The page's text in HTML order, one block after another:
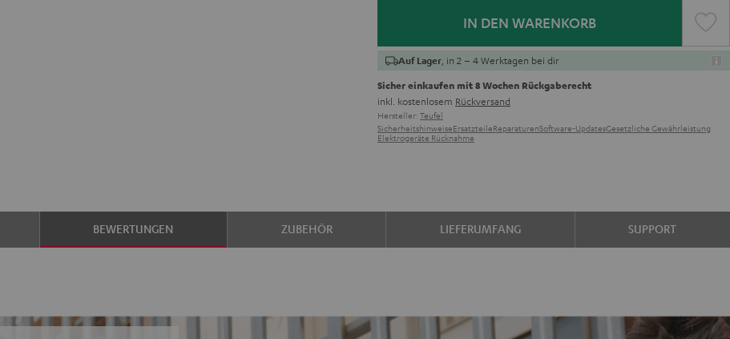
IN DEN WARENKORB
Auf Lager , in 2 – 4 Werktagen bei dir
Sicher einkaufen mit 8 Wochen Rückgaberecht
inkl. kostenlosem Rückversand
Hersteller: Teufel
SicherheitshinweiseErsatzteileReparaturenSoftware-UpdatesGesetzliche Gewährleistung
Elektrogeräte Rücknahme
BEWERTUNGEN ZUBEHÖR LIEFERUMFANG SUPPORT